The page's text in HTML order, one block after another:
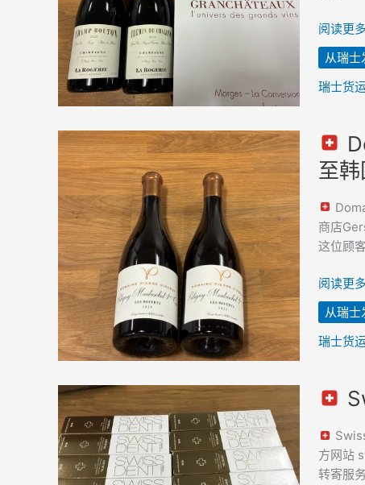
韩
国
–
从
瑞
士
韩
国
阅读更
从瑞士
瑞士货
至韩
商店
这位顾
Pierre
Puligny-
Les
Referts
2023
已
转
至
韩
国
阅读更
从瑞士
瑞士货
方网站
转寄服务
牙
膏
–